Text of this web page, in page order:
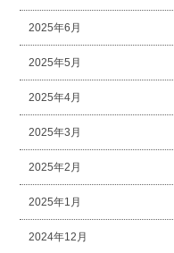
2025年6月
2025年5月
2025年4月
2025年3月
2025年2月
2025年1月
2024年12月